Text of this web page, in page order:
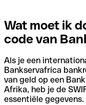
Wat moet ik
code van
Als je een
Bankservafrica
van geld op een
Afrika, heb je de
essentiële gegevens.